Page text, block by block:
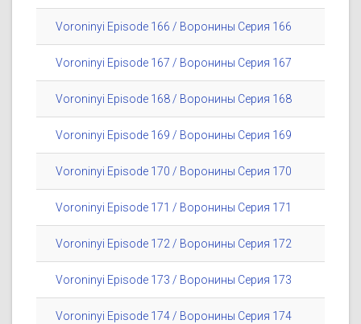
Voroninyi Episode 166 / Воронины Серия 166
Voroninyi Episode 167 / Воронины Серия 167
Voroninyi Episode 168 / Воронины Серия 168
Voroninyi Episode 169 / Воронины Серия 169
Voroninyi Episode 170 / Воронины Серия 170
Voroninyi Episode 171 / Воронины Серия 171
Voroninyi Episode 172 / Воронины Серия 172
Voroninyi Episode 173 / Воронины Серия 173
Voroninyi Episode 174 / Воронины Серия 174